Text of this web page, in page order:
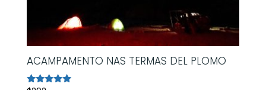
ACAMPAMENTO NAS TERMAS DEL PLOMO